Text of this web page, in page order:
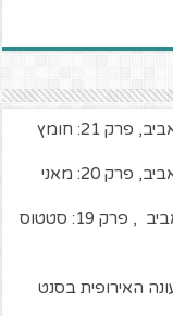
YelloWeek: סיכום השבוע לאוהדי מכבי תל אביב, פרק 21: חומץ
YelloWeek: סיכום השבוע לאוהדי מכבי תל אביב, פרק 20: מאני
YelloWeek סיכום השבוע לאוהדי מכבי תל אביב , פרק 19: סטטוס
האירופית בסנט